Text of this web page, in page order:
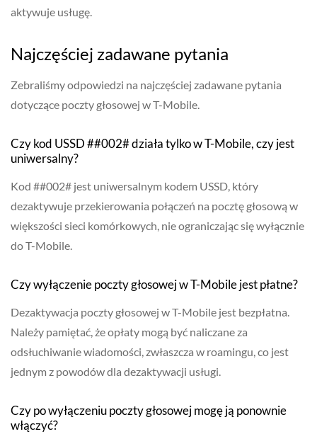
aktywuje usługę.
Najczęściej zadawane pytania
Zebraliśmy odpowiedzi na najczęściej zadawane pytania
dotyczące poczty głosowej w T-Mobile.
Czy kod USSD ##002# działa tylko w T-Mobile, czy jest
uniwersalny?
Kod ##002# jest uniwersalnym kodem USSD, który
dezaktywuje przekierowania połączeń na pocztę głosową w
większości sieci komórkowych, nie ograniczając się wyłącznie
do T-Mobile.
Czy wyłączenie poczty głosowej w T-Mobile jest płatne?
Dezaktywacja poczty głosowej w T-Mobile jest bezpłatna.
Należy pamiętać, że opłaty mogą być naliczane za
odsłuchiwanie wiadomości, zwłaszcza w roamingu, co jest
jednym z powodów dla dezaktywacji usługi.
Czy po wyłączeniu poczty głosowej mogę ją ponownie
włączyć?